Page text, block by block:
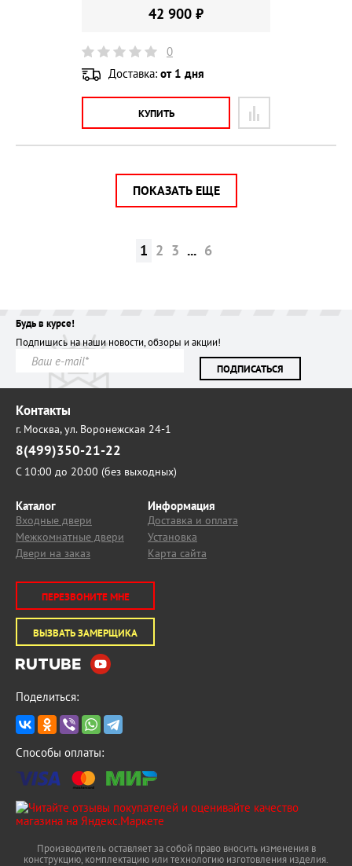
42 900 ₽
0
Доставка: от 1 дня
КУПИТЬ
ПОКАЗАТЬ ЕЩЕ
1 2 3 ... 6
Будь в курсе!
Подпишись на наши новости, обзоры и акции!
ПОДПИСАТЬСЯ
Контакты
г. Москва,ул. Воронежская 24-1
8(499)350-21-22
С 10:00 до 20:00 (без выходных)
Каталог
Входные двери
Межкомнатные двери
Двери на заказ
Информация
Доставка и оплата
Установка
Карта сайта
ПЕРЕЗВОНИТЕ МНЕ
ВЫЗВАТЬ ЗАМЕРЩИКА
Поделиться:
Способы оплаты:
Производитель оставляет за собой право вносить изменения в
конструкцию, комплектацию или технологию изготовления изделия.